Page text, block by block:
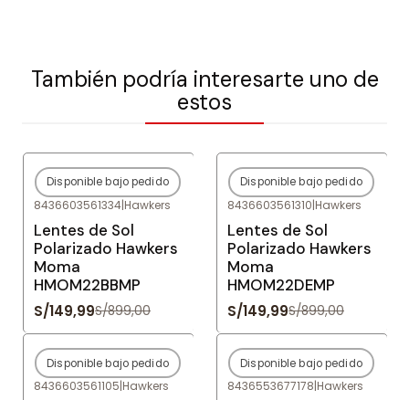
También podría interesarte uno de
estos
-83%OFF
Agotado
Disponible bajo pedido
8436603561334|Hawkers
Lentes de Sol
Polarizado Hawkers
Moma
HMOM22BBMP
S/149,99S/899,00
-83%OFF
Agotado
Disponible bajo pedido
8436603561310|Hawkers
Lentes de Sol
Polarizado Hawkers
Moma
HMOM22DEMP
S/149,99S/899,00
-80%OFF
Agotado
Disponible bajo pedido
8436603561105|Hawkers
-80%OFF
Agotado
Disponible bajo pedido
8436553677178|Hawkers